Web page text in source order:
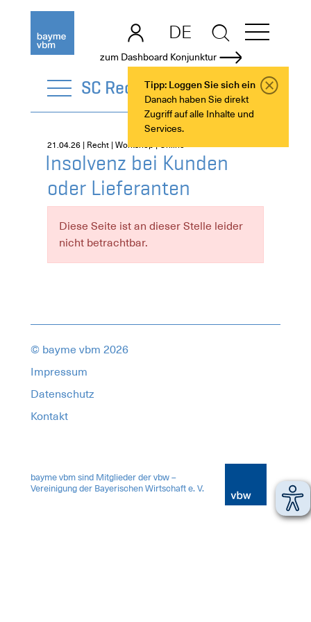
zum Dashboard Konjunktur
Tipp: Loggen Sie sich ein
Danach haben Sie direkt
Zugriff auf alle Inhalte und
Services.
DE
EN
SC Recht
21.04.26 | Recht | Workshop | Online
Insolvenz bei Kunden
oder Lieferanten
Diese Seite ist an dieser Stelle leider
nicht betrachtbar.
© bayme vbm 2026
Impressum
Datenschutz
Kontakt
bayme vbm sind Mitglieder der vbw –
Vereinigung der Bayerischen Wirtschaft e. V.